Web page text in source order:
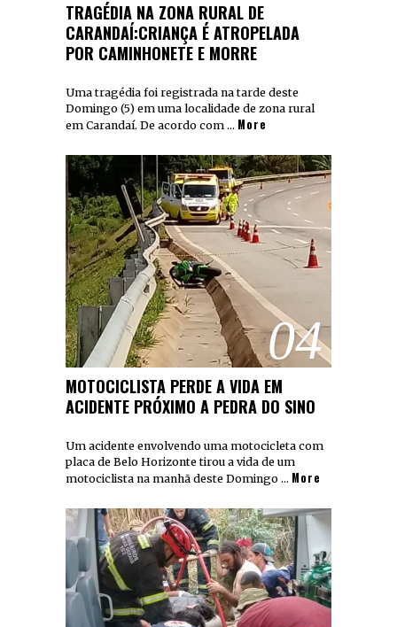
TRAGÉDIA NA ZONA RURAL DE
CARANDAÍ:CRIANÇA É ATROPELADA
POR CAMINHONETE E MORRE
Uma tragédia foi registrada na tarde deste
Domingo (5) em uma localidade de zona rural
em Carandaí. De acordo com … More
04
MOTOCICLISTA PERDE A VIDA EM
ACIDENTE PRÓXIMO A PEDRA DO SINO
Um acidente envolvendo uma motocicleta com
placa de Belo Horizonte tirou a vida de um
motociclista na manhã deste Domingo … More